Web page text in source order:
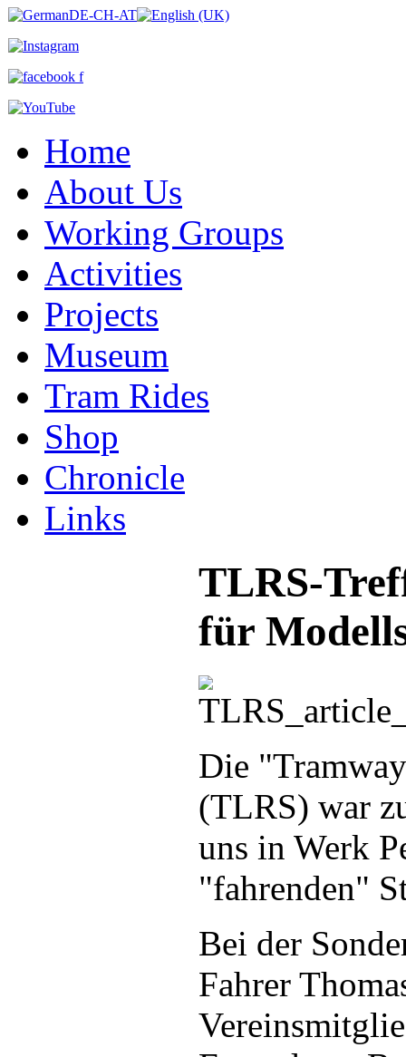
Home
About Us
Working Groups
Activities
Projects
Museum
Tram Rides
Shop
Chronicle
Links
TLRS-
für
Die
(TLRS) war
uns in Werk
"fahrenden"
Bei der
Fahrer